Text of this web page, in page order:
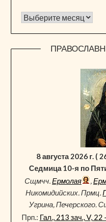
Архив новостей
8 августа 2026 г. (
Седмица 10-я по
Сщмчч.Ермолая ,
Никомидийских. Прмц.
Угрина, Печерского.
Прп.: Гал., 213 зач., V, 22